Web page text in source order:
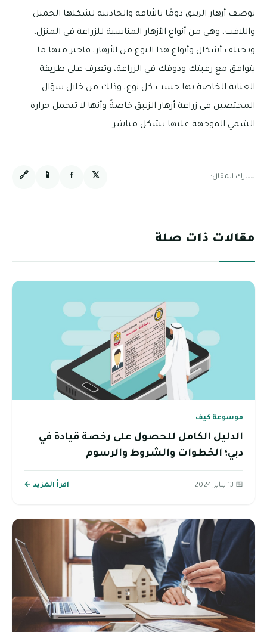
توصف أزهار الزنبق دومًا بالأناقة والجاذبية لشكلها الجميل
واللافت، وهي من أنواع الأزهار المناسبة للزراعة في المنزل،
وتختلف أشكال وأنواع هذا النوع من الأزهار، فاختر منها ما
يتوافق مع رغبتك وذوقك في الزراعة، وتعرف على طريقة
العناية الخاصة بها حسب كل نوع، وذلك من خلال سؤال
المختصين في زراعة أزهار الزنبق خاصةً وأنها لا تتحمل حرارة
الشمي الموجهة عليها بشكل مباشر.
شارك المقال: 𝕏
f
📱
🔗
مقالات ذات صلة
موسوعة كيف
الدليل الكامل للحصول على رخصة قيادة في
دبي؛ الخطوات والشروط والرسوم
📅 13 يناير 2024 اقرأ المزيد ←